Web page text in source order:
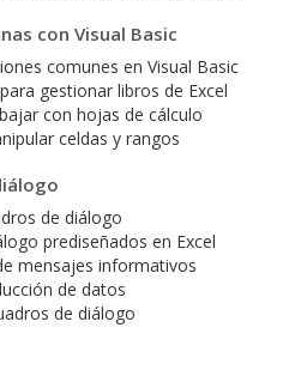
con Visual Basic
comunes en Visual Basic
gestionar libros de Excel
con hojas de cálculo
celdas y rangos
de diálogo
prediseñados en Excel
mensajes informativos
de datos
de diálogo